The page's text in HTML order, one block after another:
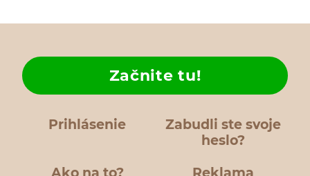
Prihlásenie
Zabudli ste svoje
heslo?
Začnite tu!